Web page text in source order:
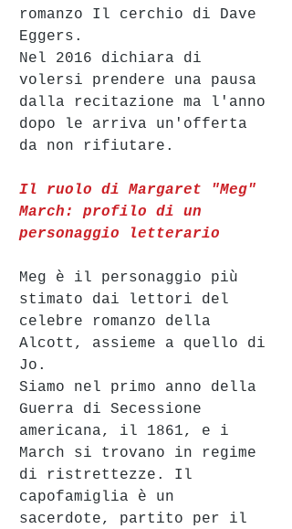
romanzo Il cerchio di Dave
Eggers.
Nel 2016 dichiara di
volersi prendere una pausa
dalla recitazione ma l'anno
dopo le arriva un'offerta
da non rifiutare.
Il ruolo di Margaret "Meg"
March: profilo di un
personaggio letterario
Meg è il personaggio più
stimato dai lettori del
celebre romanzo della
Alcott, assieme a quello di
Jo.
Siamo nel primo anno della
Guerra di Secessione
americana, il 1861, e i
March si trovano in regime
di ristrettezze. Il
capofamiglia è un
sacerdote, partito per il